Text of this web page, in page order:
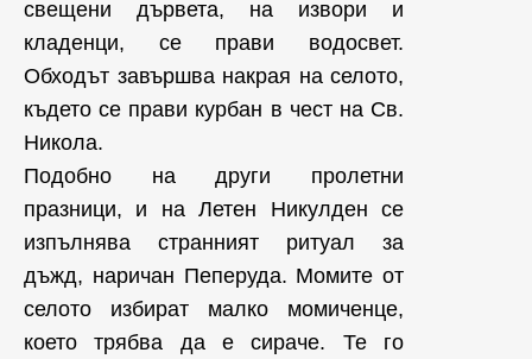
свещени дървета, на извори и
кладенци, се прави водосвет.
Обходът завършва накрая на селото,
където се прави курбан в чест на Св.
Никола.
Подобно на други пролетни
празници, и на Летен Никулден се
изпълнява странният ритуал за
дъжд, наричан Пеперуда. Момите от
селото избират малко момиченце,
което трябва да е сираче. Те го